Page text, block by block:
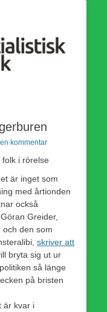
Internationalen och en viktig
framtid!
kommentar
i rörelse
är inget som
med årtionden
också
Greider,
och den som
skriver att
bryta sig ut ur
så länge
på bristen
är kvar i